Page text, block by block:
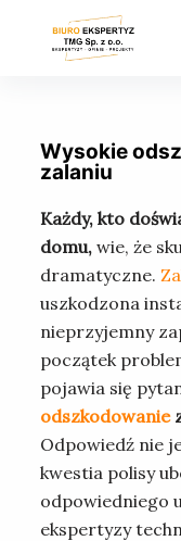
Wysokie
zalaniu
Każdy, kto
domu,wie, że
dramatyczne.
uszkodzona
nieprzyjemny
początek
pojawia się
odszkodowanie
Odpowiedź nie
kwestia polisy
odpowiedniego
ekspertyzy